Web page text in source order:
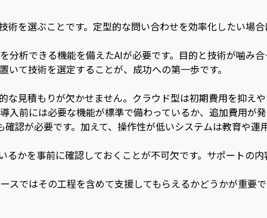
を選ぶことです。定型的な問い合わせを効率化したい場
析できる機能を備えたAIが必要です。目的と技術が噛み
て技術を選定することが、成功への第一歩です。
見積もりが欠かせません。クラウド型は初期費用を抑え
前には必要な機能が標準で備わっているか、追加費用が
認が必要です。加えて、操作性が低いシステムは教育や
かを事前に確認しておくことが不可欠です。サポートの
ではその工程を含めて支援してもらえるかどうかが重要